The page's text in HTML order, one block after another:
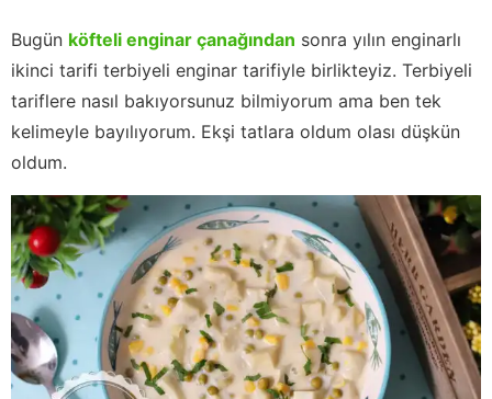
Bugün köfteli enginar çanağından sonra yılın enginarlı
ikinci tarifi terbiyeli enginar tarifiyle birlikteyiz. Terbiyeli
tariflere nasıl bakıyorsunuz bilmiyorum ama ben tek
kelimeyle bayılıyorum. Ekşi tatlara oldum olası düşkün
oldum.